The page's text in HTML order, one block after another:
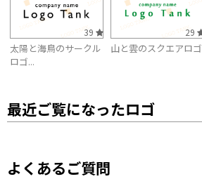
39
太陽と海鳥のサークル
ロゴ...
29
山と雲のスクエアロゴ
最近ご覧になったロゴ
よくあるご質問